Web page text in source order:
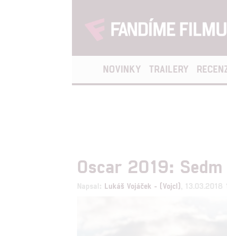
NOVINKY TRAILERY
Oscar 2019:
Napsal: Lukáš Vojáček - (Vojcl) , 13.03.2018